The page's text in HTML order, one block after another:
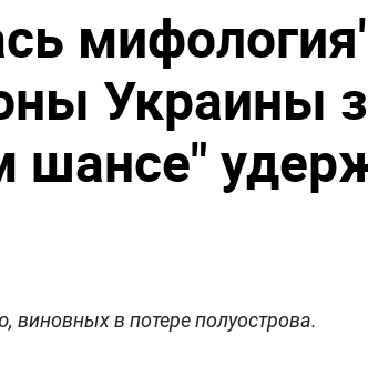
Украины
шансе"
виновных в потере полуострова.